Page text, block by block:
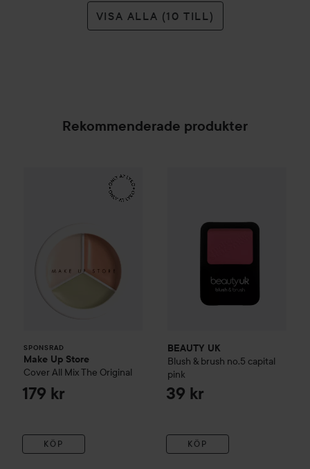
VISA ALLA (10 TILL)
Rekommenderade produkter
SPONSRAD
Make Up Store
Cover All MixThe Original
179 kr
KÖP
Make Up Store
BEAUTY UK
Blush & brush no.5 capital
pink
39 kr
KÖP